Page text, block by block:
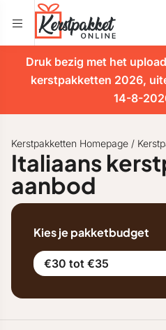
Druk bezig met het
kerstpakketten 2026,
14-8-
Kerstpakketten Homepage /
Italiaans
aanbod
Kies je pakketbudget
€30 tot €35